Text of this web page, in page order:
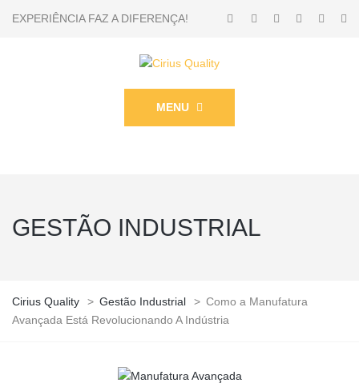
EXPERIÊNCIA FAZ A DIFERENÇA!
MENU
GESTÃO INDUSTRIAL
Cirius Quality > Gestão Industrial > Como a Manufatura
Avançada Está Revolucionando A Indústria